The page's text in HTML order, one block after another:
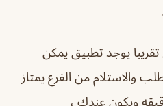
يوجد تطبيق يمكن
والاستلام من الفرع يمتاز